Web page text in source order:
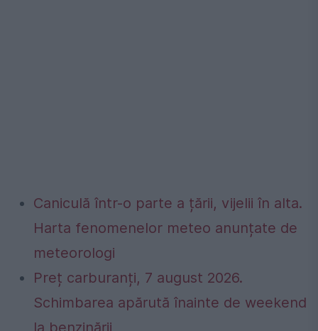
Caniculă într-o parte a țării, vijelii în alta.
Harta fenomenelor meteo anunțate de
meteorologi
Preț carburanți, 7 august 2026.
Schimbarea apărută înainte de weekend
la benzinării